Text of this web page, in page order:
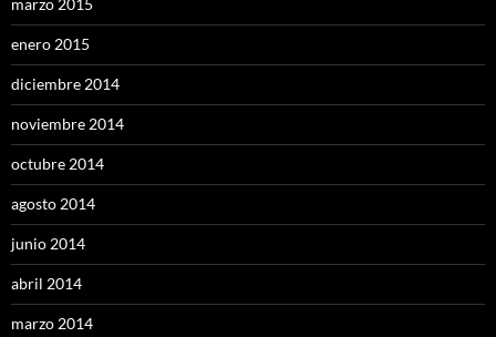
marzo 2015
enero 2015
diciembre 2014
noviembre 2014
octubre 2014
agosto 2014
junio 2014
abril 2014
marzo 2014